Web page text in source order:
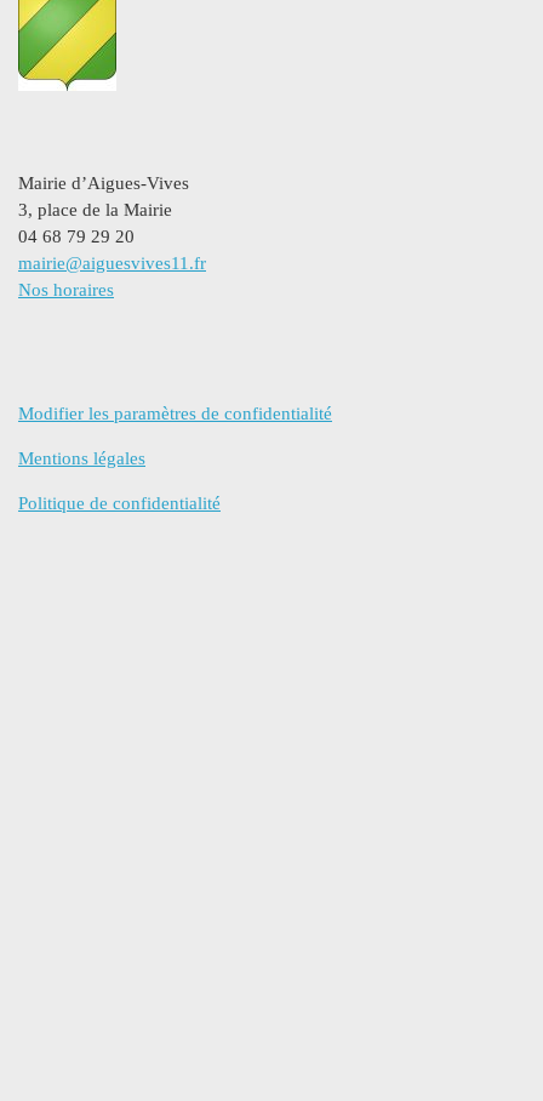
Mairie d’Aigues-Vives
3, place de la Mairie
04 68 79 29 20
mairie@aiguesvives11.fr
Nos horaires
Modifier les paramètres de confidentialité
Mentions légales
Politique de confidentialité